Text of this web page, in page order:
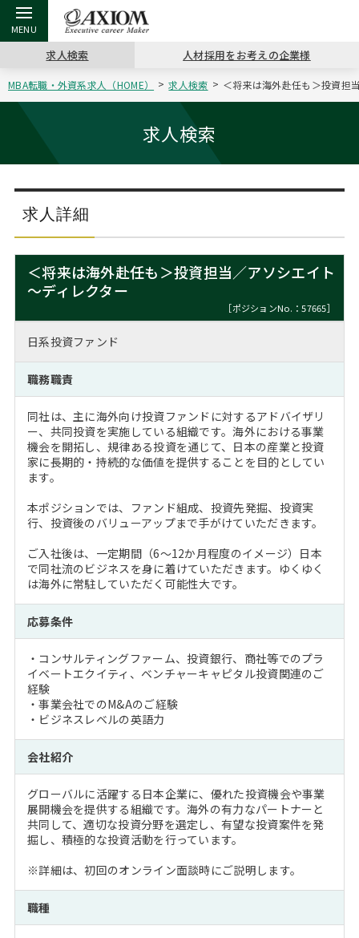
戻る
アクシアムの特長
戻る
コンサ
サービス案内
戻る
キャリ
コンサルタントの紹介
戻る
キャリア支援 TOP
キャリアデザイン講座
（最新求人市場動向）
戻る
MBAの
ステージ別アドバイス
MBAの転職事例
MBA留学生数の推移
戻る
日本か
インターン受入企業一覧
MBAを生かす求人特集
年齢と年収の相関図
戻る
転職ツール TOP
英文レジュメの書き方
戻る
パワー
職務経歴書の書き方
よくある面接Q&A集
戻る
転職コラム TOP
“展”職相談室
転職市場の明日をよめ
転職成功への4つの鍵
戻る
イベント・セミナー TOP
ジョブフェア
キャリアデザインセミナー
キャリアフォーラム
MBA NETWORKING
戻る
会社概要 TOP
沿革
主なクライアント
採用情報
求人検索 人材採用をお考えの企業様
MBA転職・外資系求人（HOME） 求人検索 ＜将来は海外赴任も＞投資担
求人検索
求人詳細
＜将来は海外赴任も＞投資担当／アソシエイト
～ディレクター
［ポジションNo.：57665］
日系投資ファンド
職務職責
同社は、主に海外向け投資ファンドに対するアドバイザリ
ー、共同投資を実施している組織です。海外における事業
機会を開拓し、規律ある投資を通じて、日本の産業と投資
家に長期的・持続的な価値を提供することを目的としてい
ます。
本ポジションでは、ファンド組成、投資先発掘、投資実
行、投資後のバリューアップまで手がけていただきます。
ご入社後は、一定期間（6～12か月程度のイメージ）日本
で同社流のビジネスを身に着けていただきます。ゆくゆく
は海外に常駐していただく可能性大です。
応募条件
・コンサルティングファーム、投資銀行、商社等でのプラ
イベートエクイティ、ベンチャーキャピタル投資関連のご
経験
・事業会社でのM&Aのご経験
・ビジネスレベルの英語力
会社紹介
グローバルに活躍する日本企業に、優れた投資機会や事業
展開機会を提供する組織です。海外の有力なパートナーと
共同して、適切な投資分野を選定し、有望な投資案件を発
掘し、積極的な投資活動を行っています。
※詳細は、初回のオンライン面談時にご説明します。
職種